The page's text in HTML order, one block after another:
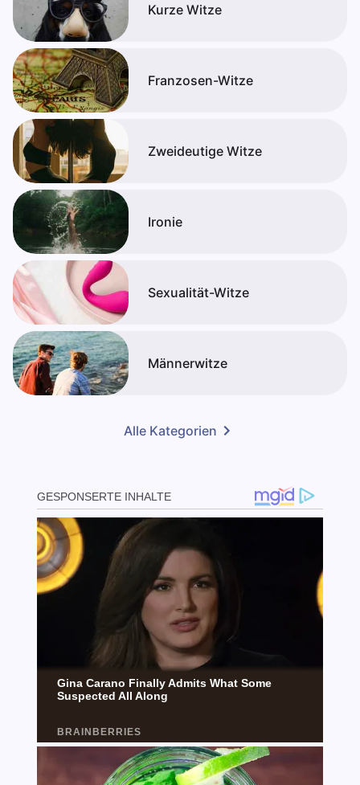
Kurze Witze
Franzosen-Witze
Zweideutige Witze
Ironie
Sexualität-Witze
Männerwitze
Alle Kategorien